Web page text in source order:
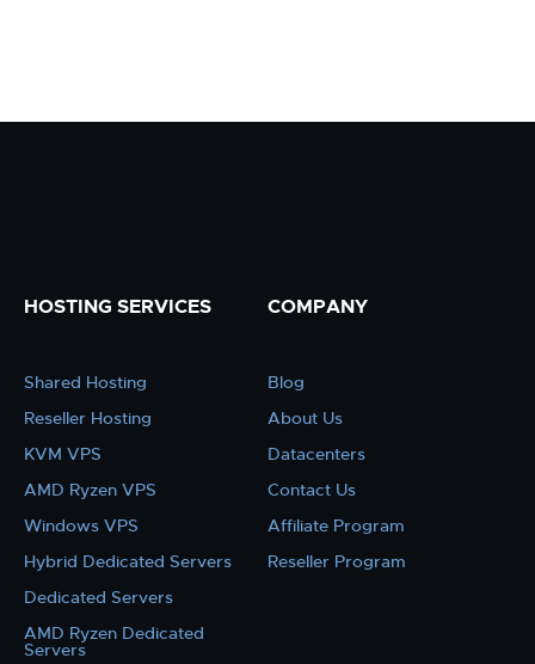
HOSTING SERVICES
Shared Hosting
Reseller Hosting
KVM VPS
AMD Ryzen VPS
Windows VPS
Hybrid Dedicated Servers
Dedicated Servers
AMD Ryzen Dedicated
Servers
COMPANY
Blog
About Us
Datacenters
Contact Us
Affiliate Program
Reseller Program